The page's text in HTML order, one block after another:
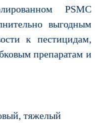
PSMC
выгодным
к пестицидам,
препаратам и
тяжелый